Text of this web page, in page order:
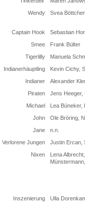
Wendy
Svea
Captain Hook
Sebastian
Smee
Frank Bülter
Tigerlilly
Manuela
Indianerhäuptling
Kevin Cichy,
Indianer
Alexander
Piraten
Jens Heeger,
Michael
Lea Büneker,
John
Ole Bröring,
Jane
n.n.
Verlorene Jungen
Justin Ercan,
Nixen
Lena
Inszenierung
Ulla